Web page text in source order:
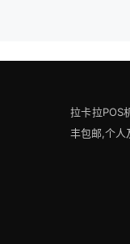
拉卡拉POS
丰包邮,个人